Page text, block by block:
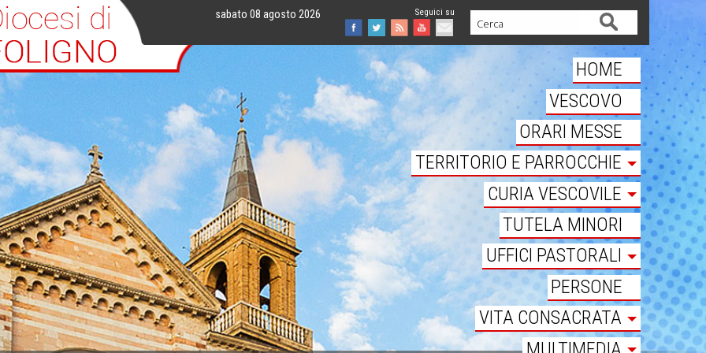
sabato 08 agosto 2026
Facebook
Twitter
FeedYoutube
Mail
Cerca
HOME
VESCOVO
ORARI MESSE
TERRITORIO E PARROCCHIE
CURIA VESCOVILE
TUTELA MINORI
UFFICI PASTORALI
PERSONE
VITA CONSACRATA